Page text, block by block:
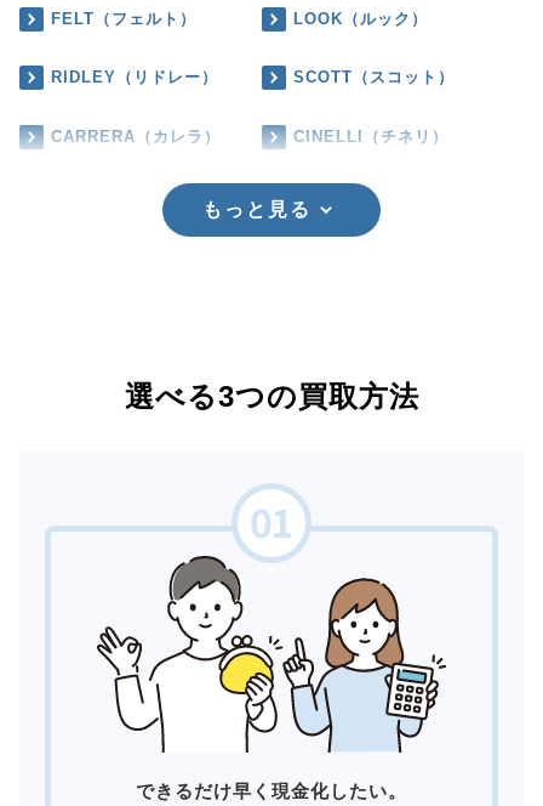
FELT（フェルト） LOOK（ルック）
RIDLEY（リドレー） SCOTT（スコット）
CARRERA（カレラ） CINELLI（チネリ）
もっと見る
選べる3つの買取方法
できるだけ早く現金化したい。